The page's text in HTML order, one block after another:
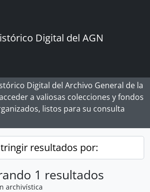
Digital del AGN
Digital del Archivo General de la
a valiosas colecciones y fondos
listos para su consulta
resultados por:
1 resultados
archivística